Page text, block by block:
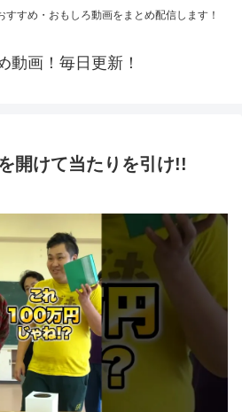
すめ・おもしろ動画をまとめ配信します！
動画！毎日更新！
開けて当たりを引け!!